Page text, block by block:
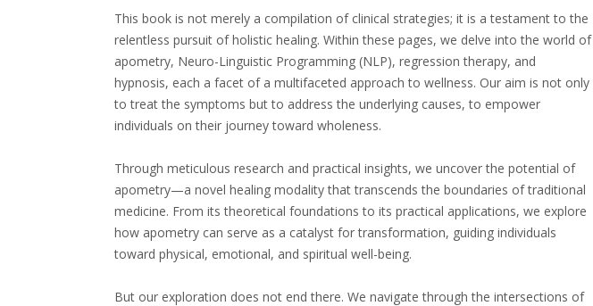
This book is not merely a compilation of clinical strategies; it is a testament to the
relentless pursuit of holistic healing. Within these pages, we delve into the world of
apometry, Neuro-Linguistic Programming (NLP), regression therapy, and
hypnosis, each a facet of a multifaceted approach to wellness. Our aim is not only
to treat the symptoms but to address the underlying causes, to empower
individuals on their journey toward wholeness.
Through meticulous research and practical insights, we uncover the potential of
apometry—a novel healing modality that transcends the boundaries of traditional
medicine. From its theoretical foundations to its practical applications, we explore
how apometry can serve as a catalyst for transformation, guiding individuals
toward physical, emotional, and spiritual well-being.
But our exploration does not end there. We navigate through the intersections of